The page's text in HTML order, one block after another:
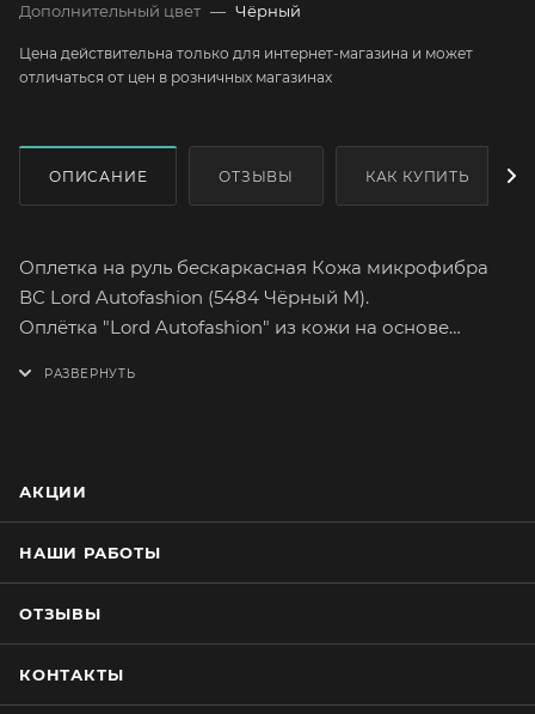
Дополнительный цвет — Чёрный
Цена действительна только для интернет-магазина и может
отличаться от цен в розничных магазинах
ОПИСАНИЕ ОТЗЫВЫ КАК КУПИТЬ
Оплетка на руль бескаркасная Кожа микрофибра
ВС Lord Autofashion (5484 Чёрный M).
Оплётка "Lord Autofashion" из кожи на основе
Высококачественная микрофибра имеет множество
целостность оригинального материала руля.
форму. Обхват тонкого руля можно увеличить,
пены. Установка не займёт много времени. В
АКЦИИ
НАШИ РАБОТЫ
ОТЗЫВЫ
КОНТАКТЫ